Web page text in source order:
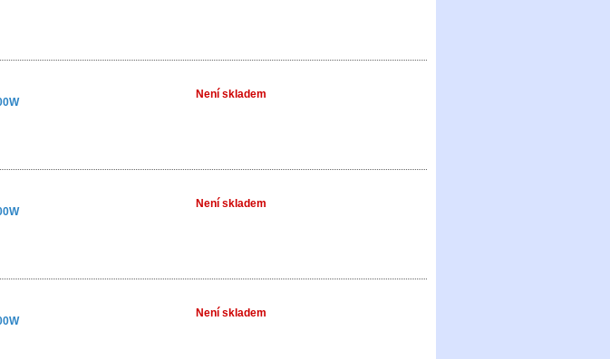
Není skladem
Není skladem
Není skladem